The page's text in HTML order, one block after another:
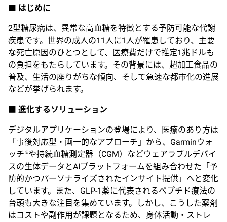
■ はじめに
2型糖尿病は、異常な高血糖を特徴とする予防可能な代謝
疾患です。世界の成人の11人に1人が罹患しており、主要
な死亡原因のひとつとして、医療費だけで推定1兆ドルも
の負担をもたらしています。その背景には、超加工食品の
普及、生活の座りがちな傾向、そして急速な都市化の進展
などが挙げられます。
■ 進化するソリューション
デジタルアプリケーションの登場により、医療のあり方は
「事後対応型・画一的なアプローチ」から、Garminウォ
ッチ ※ や持続血糖測定器（CGM）などウェアラブルデバイ
スの生体データとAIプラットフォームを組み合わせた「予
防的かつパーソナライズされたインサイト提供」へと変化
しています。また、GLP-1薬に代表されるペプチド療法の
台頭も大きな注目を集めています。しかし、こうした薬剤
はコストや副作用が課題となるため、身体活動・ストレ